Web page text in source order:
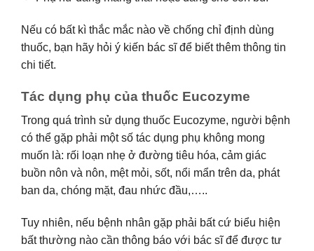
Nếu có bất kì thắc mắc nào về chống chỉ định dùng
thuốc, bạn hãy hỏi ý kiến bác sĩ để biết thêm thông tin
chi tiết.
Tác dụng phụ của thuốc Eucozyme
Trong quá trình sử dụng thuốc Eucozyme, người bệnh
có thể gặp phải một số tác dụng phụ không mong
muốn là: rối loạn nhẹ ở đường tiêu hóa, cảm giác
buồn nôn và nôn, mệt mỏi, sốt, nổi mẩn trên da, phát
ban da, chóng mặt, đau nhức đầu,…..
Tuy nhiên, nếu bệnh nhân gặp phải bất cứ biểu hiện
bất thường nào cần thông báo với bác sĩ để được tư